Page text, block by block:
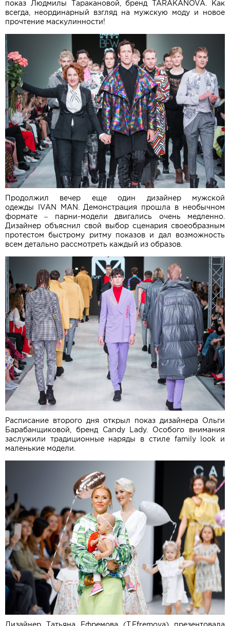
показ Людмилы Таракановой, бренд TARAKANOVA. Как
всегда, неординарный взгляд на мужскую моду и новое
прочтение маскулинности!
Продолжил вечер еще один дизайнер мужской
одежды IVAN MAN. Демонстрация прошла в необычном
формате – парни-модели двигались очень медленно.
Дизайнер объяснил свой выбор сценария своеобразным
протестом быстрому ритму показов и дал возможность
всем детально рассмотреть каждый из образов.
Расписание второго дня открыл показ дизайнера Ольги
Барабанщиковой, бренд Candy Lady. Особого внимания
заслужили традиционные наряды в стиле family look и
маленькие модели.